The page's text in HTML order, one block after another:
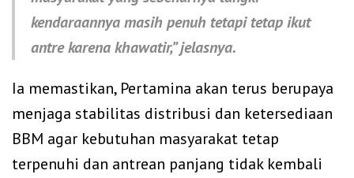
kendaraannya masih penuh tetapi tetap ikut
antre karena khawatir,” jelasnya.
Ia memastikan, Pertamina akan terus berupaya
menjaga stabilitas distribusi dan ketersediaan
BBM agar kebutuhan masyarakat tetap
terpenuhi dan antrean panjang tidak kembali